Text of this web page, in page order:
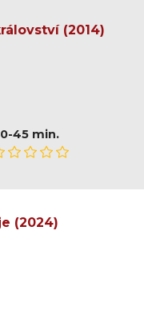
(2014)
45 min.
(2024)